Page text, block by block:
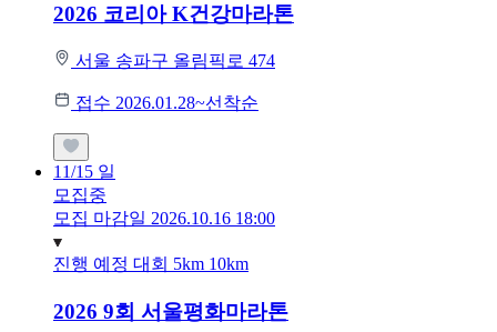
2026 코리아 K건강마라톤
서울 송파구 올림픽로 474
접수 2026.01.28~선착순
11/15 일
모집중
모집 마감일 2026.10.16 18:00
진행 예정 대회 5km 10km
2026 9회 서울평화마라톤